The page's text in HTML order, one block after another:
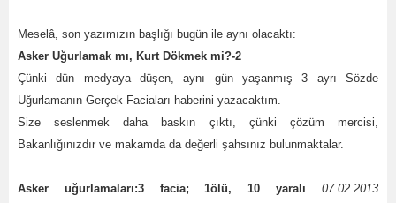
Meselâ, son yazımızın başlığı bugün ile aynı olacaktı:
Asker Uğurlamak mı, Kurt Dökmek mi?-2
Çünki dün medyaya düşen, aynı gün yaşanmış 3 ayrı Sözde
Uğurlamanın Gerçek Faciaları haberini yazacaktım.
Size seslenmek daha baskın çıktı, çünki çözüm mercisi,
Bakanlığınızdır ve makamda da değerli şahsınız bulunmaktalar.
Asker uğurlamaları:3 facia; 1ölü, 10 yaralı
07.02.2013